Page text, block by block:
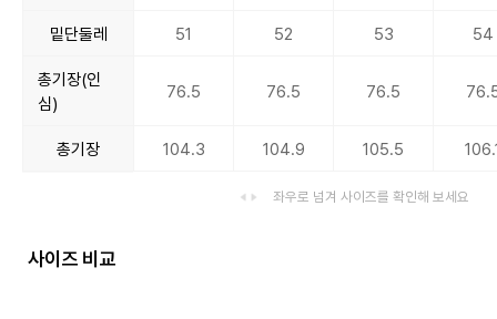
밑단둘레 51 52 53 54
총기장(인
심)
76.5 76.5 76.5
총기장 104.3 104.9 105.5
좌우로 넘겨 사이즈를 확인해 보세요
사이즈 비교